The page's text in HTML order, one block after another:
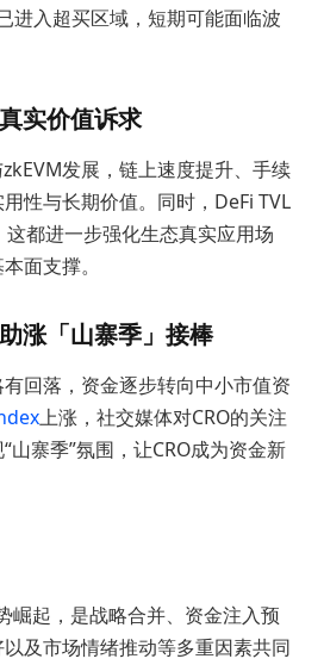
进入超买区域，短期可能面临波
实价值诉求
发展，链上速度提升、手续
性与长期价值。同时，DeFi TVL
都进一步强化生态真实应用场
面支撑。
涨「山寨季」接棒
回落，资金逐步转向中小市值资
上涨，社交媒体对CRO的关注
山寨季”氛围，让CRO成为资金新
崛起，是战略合并、资金注入预
及市场情绪推动等多重因素共同